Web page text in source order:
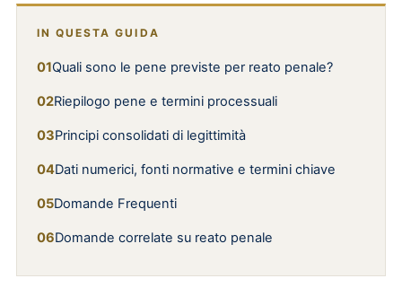
IN QUESTA GUIDA
Quali sono le pene previste per reato penale?
Riepilogo pene e termini processuali
Principi consolidati di legittimità
Dati numerici, fonti normative e termini chiave
Domande Frequenti
Domande correlate su reato penale